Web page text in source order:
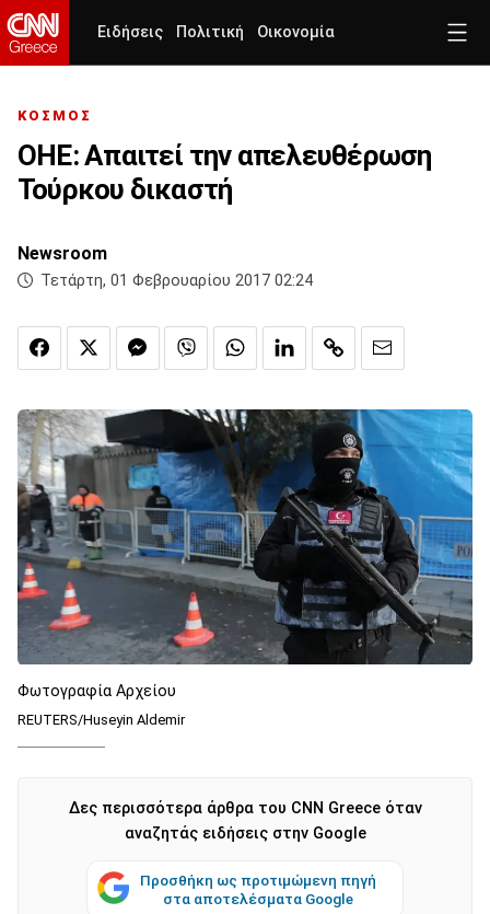
Ειδήσεις Πολιτική Οικονομία
ΚΟΣΜΟΣ
ΟΗΕ: Απαιτεί την απελευθέρωση
Τούρκου δικαστή
Newsroom
Τετάρτη, 01 Φεβρουαρίου 2017 02:24
Φωτογραφία Αρχείου
REUTERS/Huseyin Aldemir
Δες περισσότερα άρθρα του CNN Greece όταν
αναζητάς ειδήσεις στην Google
Προσθήκη ως προτιμώμενη πηγή
στα αποτελέσματα Google